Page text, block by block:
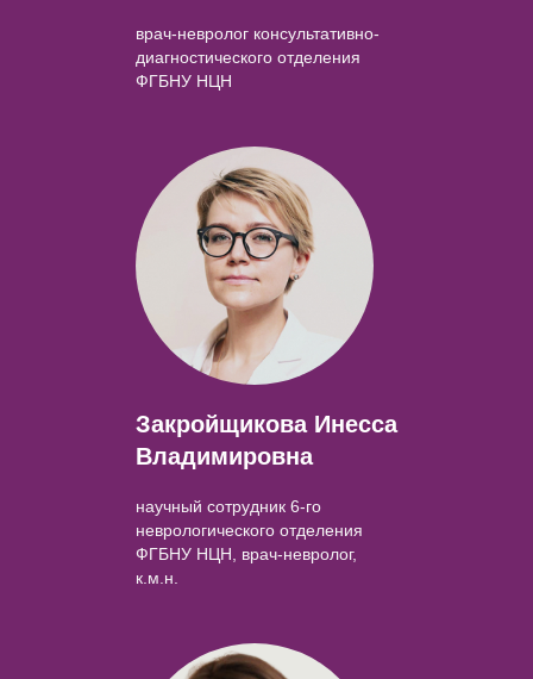
врач-невролог консультативно-
диагностического отделения
ФГБНУ НЦН
Закройщикова Инесса
Владимировна
научный сотрудник 6-го
неврологического отделения
ФГБНУ НЦН, врач-невролог,
к.м.н.